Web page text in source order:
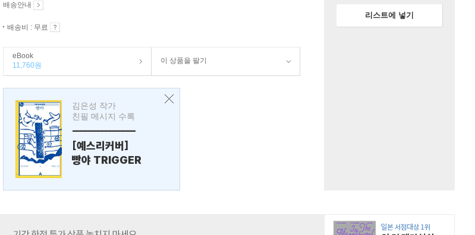
배송안내
배송비 : 무료
eBook
11,760원
이 상품을 팔기
김은성 작가
친필 메시지 수록
---------------
[예스리커버]
빵야 TRIGGER
리스트에 넣기